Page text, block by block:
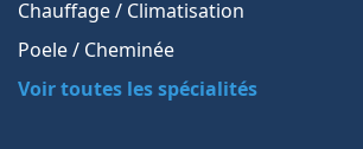
Chauffage / Climatisation
Poele / Cheminée
Voir toutes les spécialités